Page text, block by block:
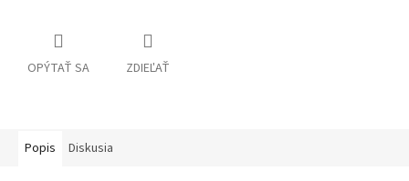
OPÝTAŤ SA ZDIEĽAŤ
Popis Diskusia